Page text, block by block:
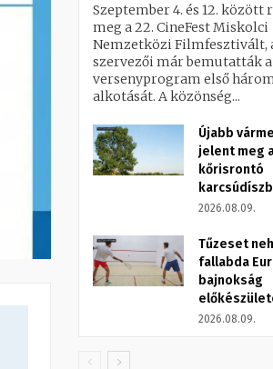
Szeptember 4. és 12. között
meg a 22. CineFest Miskolci
Nemzetközi Filmfesztivált,
szervezői már bemutatták
versenyprogram első
alkotását. A közönség...
Újabb
jelent meg
kőrisrontó
2026.08.09.
Tűzeset
fallabda
bajnokság
2026.08.09.